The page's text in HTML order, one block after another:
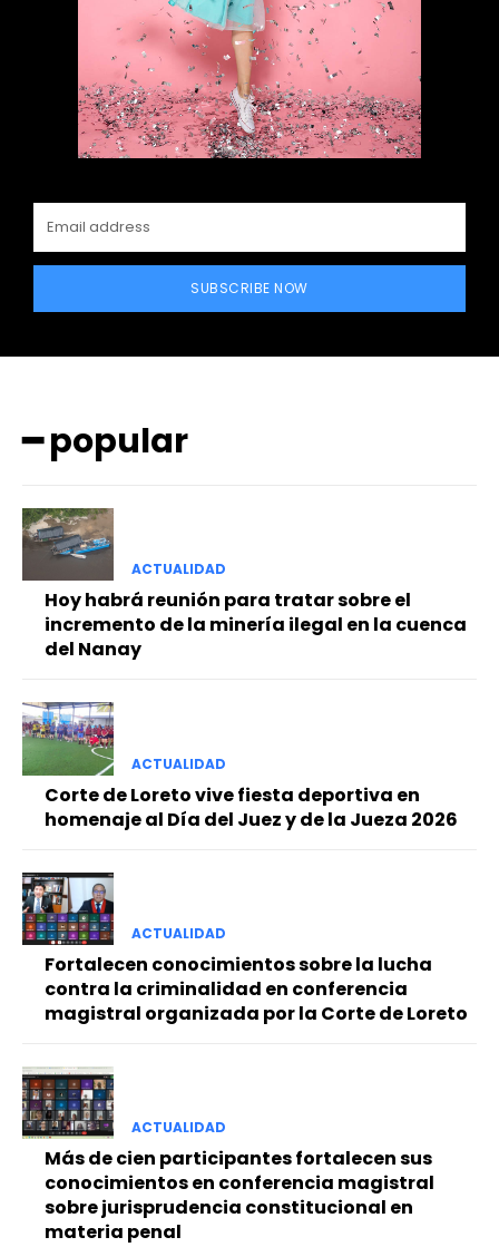
SUBSCRIBE NOW
━ popular
ACTUALIDAD
Hoy habrá reunión para tratar sobre el
incremento de la minería ilegal en la cuenca
del Nanay
ACTUALIDAD
Corte de Loreto vive fiesta deportiva en
homenaje al Día del Juez y de la Jueza 2026
ACTUALIDAD
Fortalecen conocimientos sobre la lucha
contra la criminalidad en conferencia
magistral organizada por la Corte de Loreto
ACTUALIDAD
Más de cien participantes fortalecen sus
conocimientos en conferencia magistral
sobre jurisprudencia constitucional en
materia penal